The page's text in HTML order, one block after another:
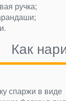
ручка;
Как
спаржи в виде